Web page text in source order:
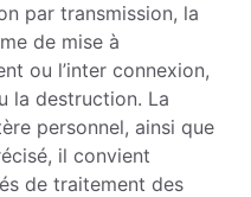
par trans­mission, la
de mise à
ou l’inter connexion,
la destruction. La
person­nel, ainsi que
il convient
de traitement des